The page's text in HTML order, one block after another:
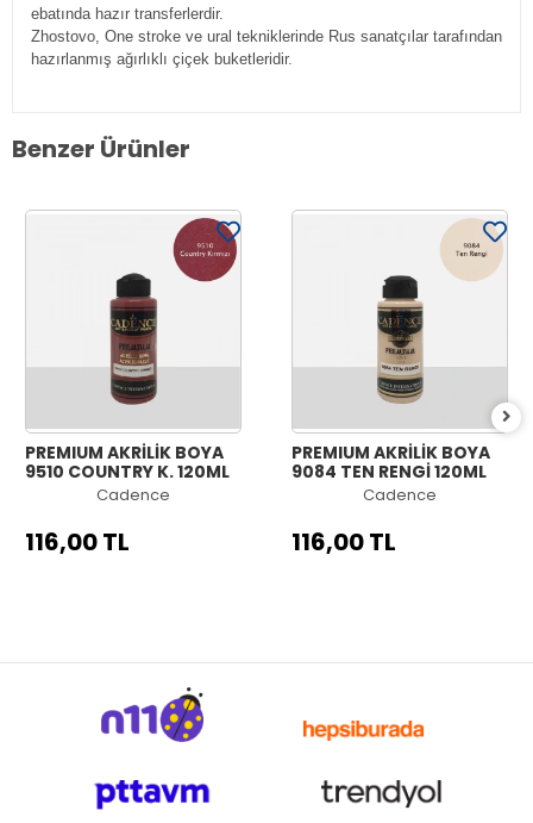
ebatında hazır transferlerdir.
Zhostovo, One stroke ve ural tekniklerinde Rus sanatçılar tarafından
hazırlanmış ağırlıklı çiçek buketleridir.
Benzer Ürünler
PREMIUM AKRİLİK BOYA
9510 COUNTRY K. 120ML
Cadence
116,00 TL
PREMIUM AKRİLİK BOYA
9084 TEN RENGİ 120ML
Cadence
116,00 TL